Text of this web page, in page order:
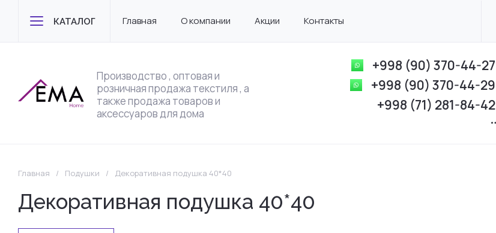
КАТАЛОГ Главная О компании Акции Контакты
Производство , оптовая и
розничная продажа текстиля , а
также продажа товаров и
аксессуаров для дома
+998 (90) 370-44-27
+998 (90) 370-44-29
+998 (71) 281-84-42
Главная / Подушки / Декоративная подушка 40*40
Декоративная подушка 40*40